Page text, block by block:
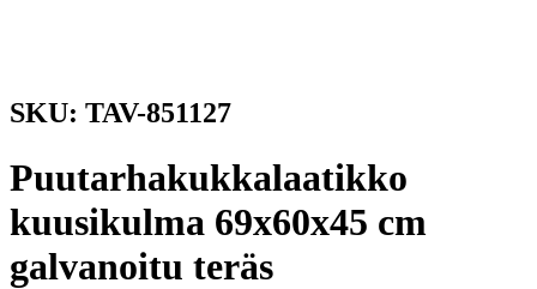
SKU: TAV-851127
Puutarhakukkalaatikko
kuusikulma 69x60x45 cm
galvanoitu teräs